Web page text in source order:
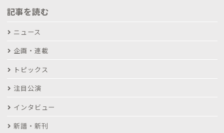
記事を読む
ニュース
企画・連載
トピックス
注目公演
インタビュー
新譜・新刊